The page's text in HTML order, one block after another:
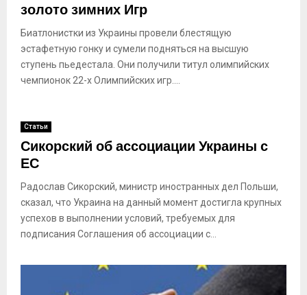
золото зимних Игр
Биатлонистки из Украины провели блестящую
эстафетную гонку и сумели подняться на высшую
ступень пьедестала. Они получили титул олимпийских
чемпионок 22-х Олимпийских игр....
Статьи
Сикорский об ассоциации Украины с
ЕС
Радослав Сикорский, министр иностранных дел Польши,
сказал, что Украина на данный момент достигла крупных
успехов в выполнении условий, требуемых для
подписания Соглашения об ассоциации с...